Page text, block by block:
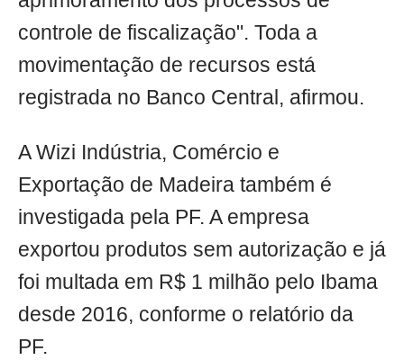
controle de fiscalização". Toda a
movimentação de recursos está
registrada no Banco Central, afirmou.
A Wizi Indústria, Comércio e
Exportação de Madeira também é
investigada pela PF. A empresa
exportou produtos sem autorização e já
foi multada em R$ 1 milhão pelo Ibama
desde 2016, conforme o relatório da
PF.